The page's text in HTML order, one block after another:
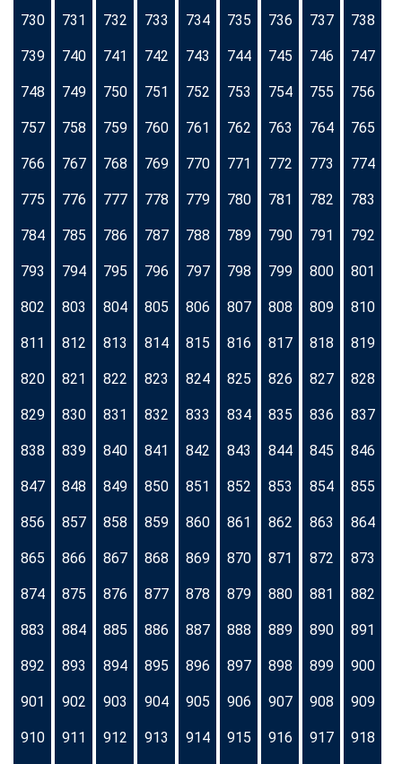
730 731 732 733 734 735 736 737 738
739 740 741 742 743 744 745 746 747
748 749 750 751 752 753 754 755 756
757 758 759 760 761 762 763 764 765
766 767 768 769 770 771 772 773 774
775 776 777 778 779 780 781 782 783
784 785 786 787 788 789 790 791 792
793 794 795 796 797 798 799 800 801
802 803 804 805 806 807 808 809 810
811 812 813 814 815 816 817 818 819
820 821 822 823 824 825 826 827 828
829 830 831 832 833 834 835 836 837
838 839 840 841 842 843 844 845 846
847 848 849 850 851 852 853 854 855
856 857 858 859 860 861 862 863 864
865 866 867 868 869 870 871 872 873
874 875 876 877 878 879 880 881 882
883 884 885 886 887 888 889 890 891
892 893 894 895 896 897 898 899 900
901 902 903 904 905 906 907 908 909
910 911 912 913 914 915 916 917 918